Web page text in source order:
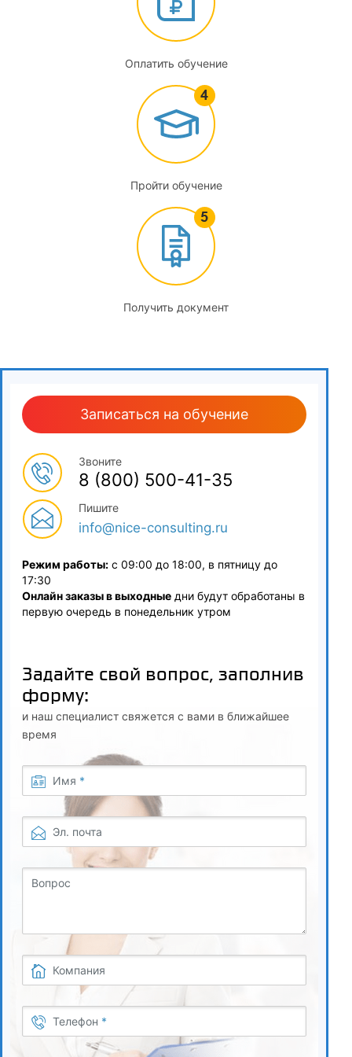
2.5
Оценка потребления энергоресурсов
3
Энергосервисный контракт. Экономические и
информационные аспекты
3.2
Экономическая эффективность инвестиционных проектов
3.3
Государственное стимулирование мероприятий в области
3.4
Информационное обеспечение мероприятий по
энергосбережению и повышению энергетической
эффективности
4
Энергетическое обследование. Тепловые потери зданий
и сооружений
Цели и этапы проведения энергетического обследования
и аудита
информация
Инструментальное обеспечение энергетического
Аналитический обзор энергетической деятельности
4.5
Основные причины нерационального расхода ТЭР
Организационные вопросы энергетических обследований
предприятий
4.8
Оплатить обучение
Пройти обучение
Получить документ
Записаться на обучение
Звоните
8 (800) 500-41-35
Пишите
info@nice-consulting.ru
Режим работы: с 09:00 до 18:00, в пятницу до
17:30
Онлайн заказы в выходные дни будут обработаны в
первую очередь в понедельник утром
Задайте свой вопрос, заполнив
форму:
и наш специалист свяжется с вами в ближайшее
время
Имя *
Эл. почта
Вопрос
Компания
Телефон *